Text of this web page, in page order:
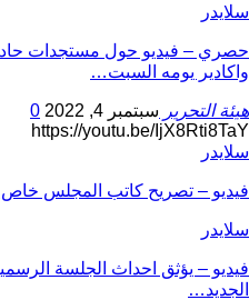
سلايدر
حصري – فيديو حول مستجدات
واكادير يومه السبت…
هيئة التحرير سبتمبر 4, 2022
0
https://youtu.be/IjX8Rti8TaY
سلايدر
فيديو – تصريح كاتب المجلس خاص
سلايدر
فيديو – يؤثق احداث الجلسة
الجديد…